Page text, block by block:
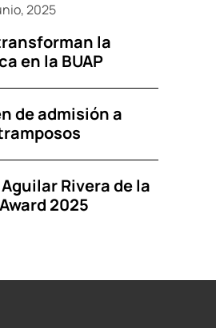
2025
la
en la BUAP
de admisión a
Rivera de la
2025